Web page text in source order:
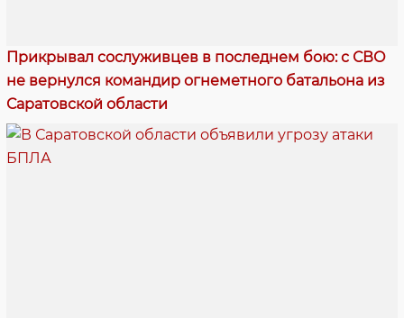
Прикрывал сослуживцев в последнем бою: с СВО
не вернулся командир огнеметного батальона из
Саратовской области